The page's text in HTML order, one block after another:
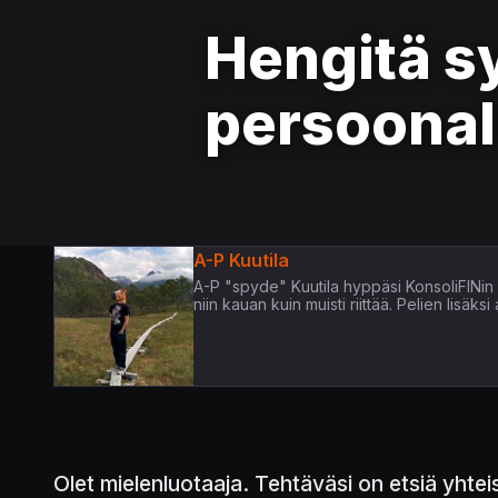
Hengitä
A-P Kuutila
A-P "spyde" Kuutila hyppäsi
niin kauan kuin muisti riittää. Pelien
Olet mielenluotaaja. Tehtäväsi on etsiä